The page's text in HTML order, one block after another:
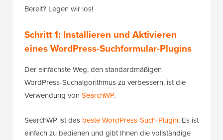
Bereit? Legen wir los!
Schritt 1: Installieren und Aktivieren
eines WordPress-Suchformular-Plugins
Der einfachste Weg, den standardmäßigen
WordPress-Suchalgorithmus zu verbessern, ist die
Verwendung von SearchWP.
SearchWP ist das beste WordPress-Such-Plugin. Es ist
einfach zu bedienen und gibt Ihnen die vollständige